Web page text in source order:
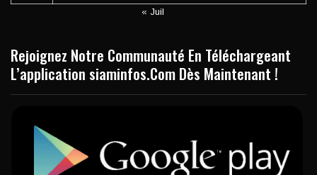
« Juil
Rejoignez Notre Communauté En Téléchargeant
L’application siaminfos.Com Dès Maintenant !